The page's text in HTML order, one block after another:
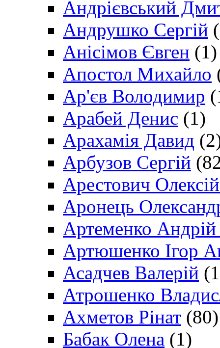
Андрієвський
Андрушко Сергій
Анісімов Євген (1)
Апостол Михайло
Ар'єв Володимир
Арабей Денис (1)
Арахамія Давид
Арбузов Сергій
Арестович
Аронець
Артеменко Андрій
Артюшенко Ігор
Асадчев Валерій
Атрошенко
Ахметов Рінат (80)
Бабак Олена (1)